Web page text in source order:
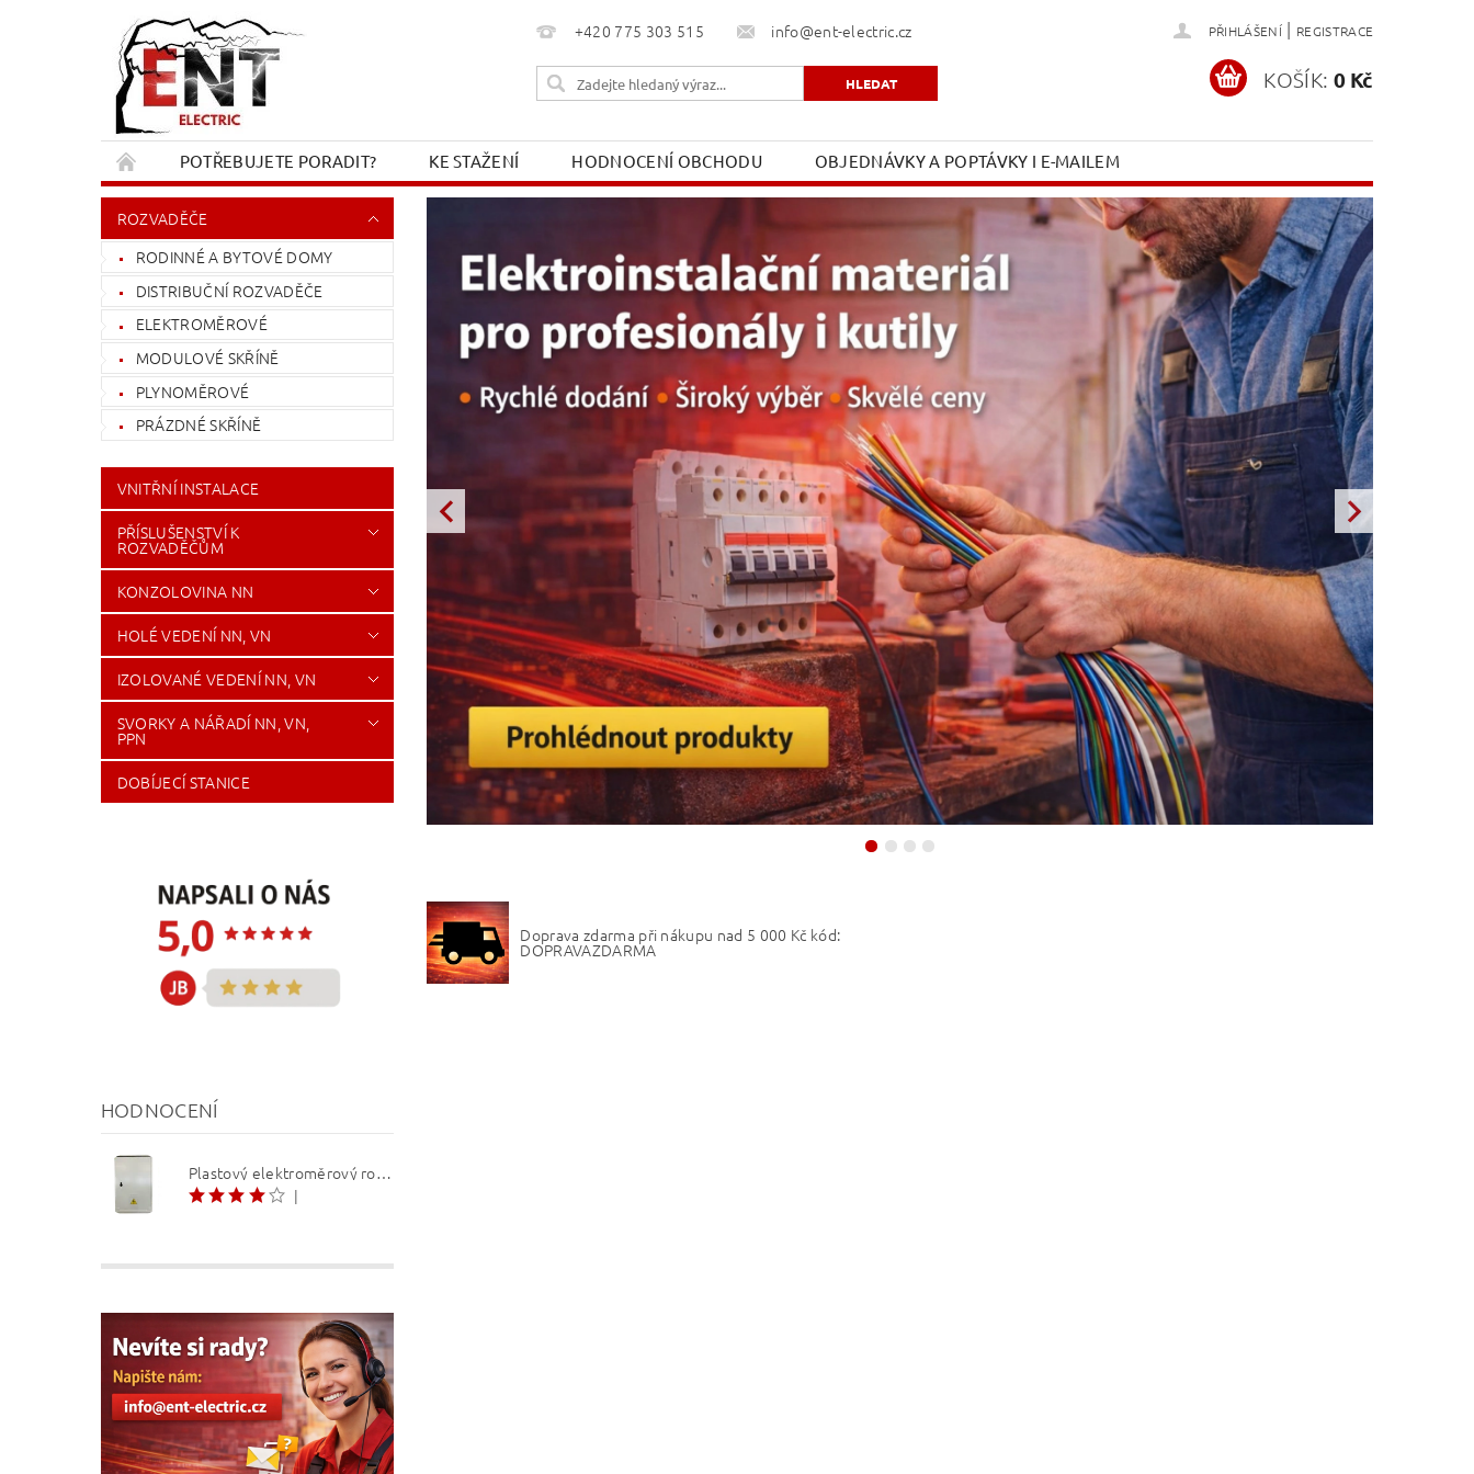
+420 775 303 515 info@ent-electric.cz PŘIHLÁŠENÍ | REGISTRACE
KOŠÍK: 0 Kč
POTŘEBUJETE PORADIT? KE STAŽENÍ HODNOCENÍ OBCHODU
OBJEDNÁVKY A POPTÁVKY I E-MAILEM
REKLAMACE A VRÁCENÍ
KONTAKT OBCHODNÍ PODMÍNKY MOJE OBJEDNÁVKA
ROZVADĚČE
RODINNÉ A BYTOVÉ DOMY
DISTRIBUČNÍ ROZVADĚČE
ELEKTROMĚROVÉ
MODULOVÉ SKŘÍNĚ
PLYNOMĚROVÉ
PRÁZDNÉ SKŘÍNĚ
VNITŘNÍ INSTALACE
PŘÍSLUŠENSTVÍ K
ROZVADĚČŮM
KONZOLOVINA NN
HOLÉ VEDENÍ NN, VN
IZOLOVANÉ VEDENÍ NN, VN
SVORKY A NÁŘADÍ NN, VN,
PPN
DOBÍJECÍ STANICE
HODNOCENÍ
Plastový elektroměrový rozvaděč ER 212 NVP7P 40A QM (3f 1/2 S) 1bod. (O3/4)
|
Doprava zdarma při nákupu nad 5 000 Kč kód:
DOPRAVAZDARMA